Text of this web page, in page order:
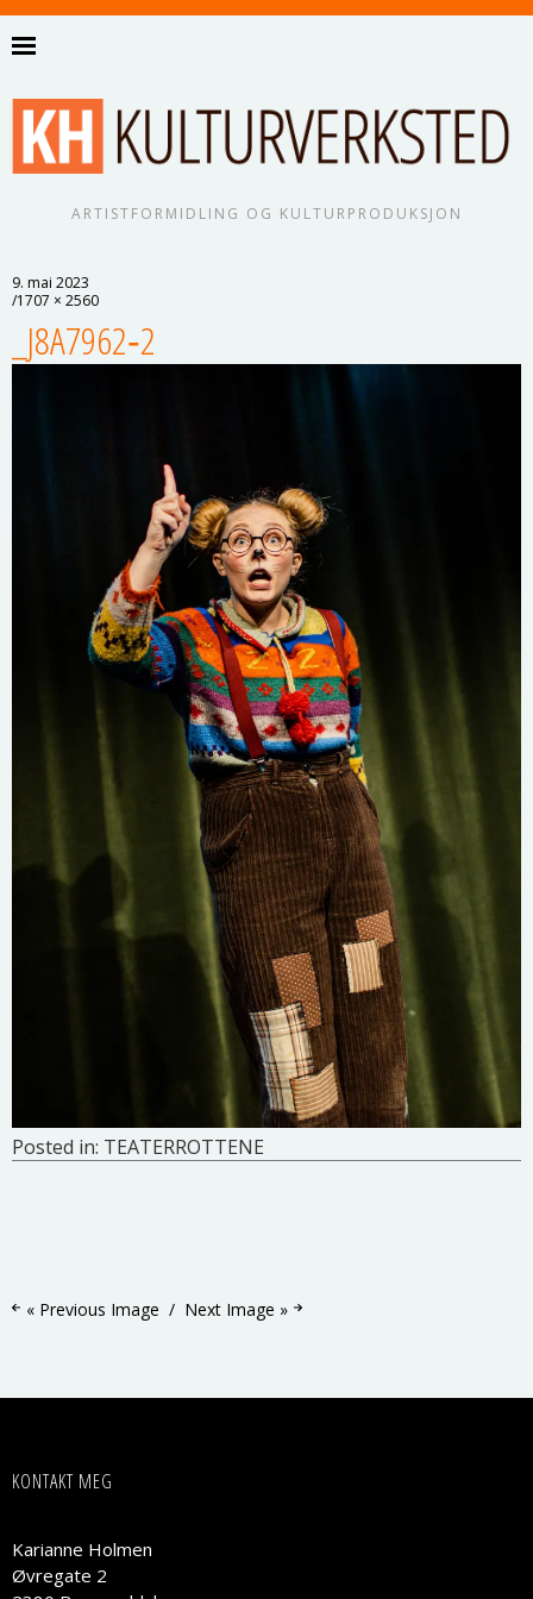
ARTISTFORMIDLING OG KULTURPRODUKSJON
9. mai 2023
1707 × 2560
_J8A7962‑2
Posted in: TEATERROTTENE
« Previous Image Next Image »
KONTAKT MEG
Karianne Holmen
Øvregate 2